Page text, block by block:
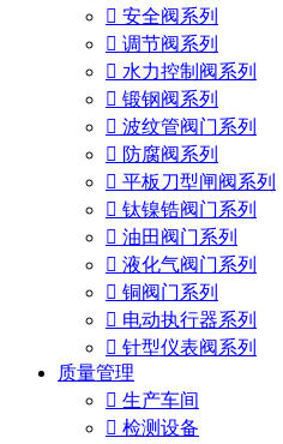
 安全阀系列
 调节阀系列
 水力控制阀系列
 锻钢阀系列
 波纹管阀门系列
 防腐阀系列
 平板刀型闸阀系列
 钛镍锆阀门系列
 油田阀门系列
 液化气阀门系列
 铜阀门系列
 电动执行器系列
 针型仪表阀系列
质量管理
 生产车间
 检测设备